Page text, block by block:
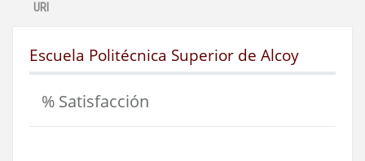
URI
Escuela Politécnica Superior de Alcoy
% Satisfacción